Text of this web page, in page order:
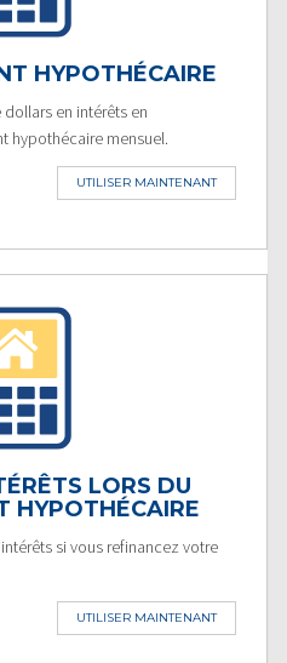
HYPOTHÉCAIRE
en intérêts en
hypothécaire mensuel.
UTILISER MAINTENANT
LORS DU
HYPOTHÉCAIRE
si vous refinancez votre
UTILISER MAINTENANT